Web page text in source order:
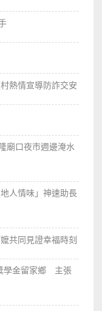
熱情宣導防詐交安
廟口夜市週邊淹水
人情味」神速助長
共同見證幸福時刻
學金留家鄉 主張